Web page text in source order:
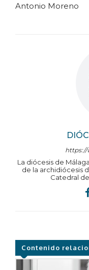
https://
La diócesis de
de la archidiócesis
Catedral
Antonio Moreno
Contenido